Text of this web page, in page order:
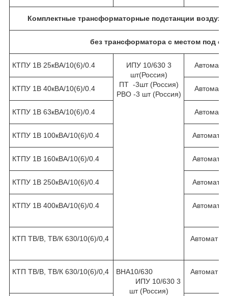
Комплектные трансформаторные подстанции воздух/
без трансформатора с местом под
КТПУ 1В 25кВА/10(6)/0.4
ИПУ 10/630 3
шт(Россия)
ПТ -3шт (Россия)
РВО -3 шт (Россия)
Автомат
КТПУ 1В 40кВА/10(6)/0.4 Автомат
КТПУ 1В 63кВА/10(6)/0.4 Автомат
КТПУ 1В 100кВА/10(6)/0.4 Автомат
КТПУ 1В 160кВА/10(6)/0.4 Автомат
КТПУ 1В 250кВА/10(6)/0.4 Автомат
КТПУ 1В 400кВА/10(6)/0.4 Автомат
КТП ТВ/В, ТВ/К 630/10(6)/0,4 Автомат
КТП ТВ/В, ТВ/К 630/10(6)/0,4
ВНА10/630
ИПУ 10/630 3
шт (Россия)
Автомат